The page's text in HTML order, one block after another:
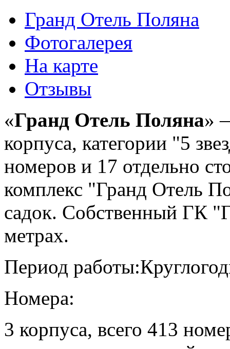
Гранд Отель Поляна
Фотогалерея
На карте
Отзывы
«Гранд Отель Поляна»
корпуса, категории "5
номеров и 17 отдельно
комплекс "Гранд Отель
садок. Собственный ГК
метрах.
Период работы:
Номера:
3 корпуса, всего 413